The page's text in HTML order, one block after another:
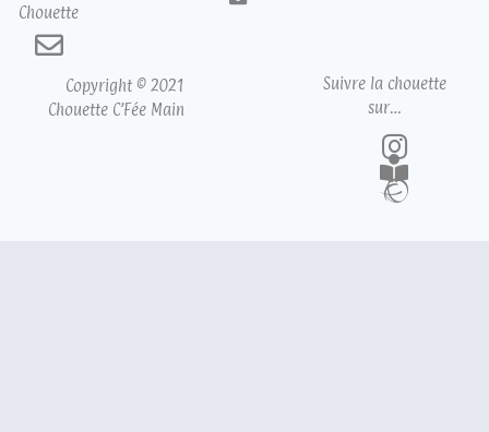
Chouette
Copyright © 2021
Chouette C’Fée Main
Suivre la chouette
sur…